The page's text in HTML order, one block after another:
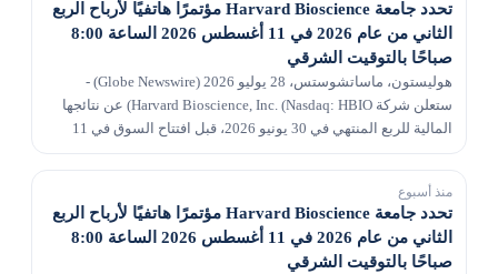
تحدد جامعة Harvard Bioscience مؤتمرًا هاتفيًا لأرباح الربع
الثاني من عام 2026 في 11 أغسطس 2026 الساعة 8:00
صباحًا بالتوقيت الشرقي
هوليستون، ماساتشوستس، 28 يوليو 2026 (Globe Newswire) -
ستعلن شركة Harvard Bioscience, Inc. (Nasdaq: HBIO) عن نتائجها
المالية للربع المنتهي في 30 يونيو 2026، قبل افتتاح السوق في 11
منذ أسبوع
تحدد جامعة Harvard Bioscience مؤتمرًا هاتفيًا لأرباح الربع
الثاني من عام 2026 في 11 أغسطس 2026 الساعة 8:00
صباحًا بالتوقيت الشرقي